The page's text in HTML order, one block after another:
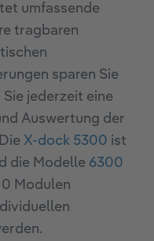
umfassende
tragbaren
sparen Sie
jederzeit eine
Auswertung der
X-dock 5300 ist
die Modelle 6300
Modulen